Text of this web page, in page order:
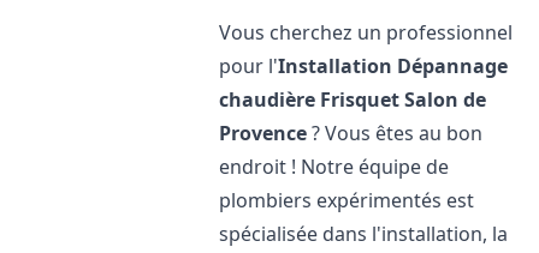
Vous cherchez un professionnel
pour l'Installation Dépannage
chaudière FrisquetSalon de
Provence? Vous êtes au bon
endroit ! Notre équipe de
plombiers expérimentés est
spécialisée dans l'installation, la